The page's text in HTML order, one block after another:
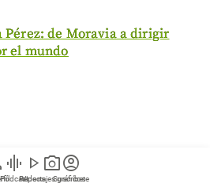
graphic_eq
Pódcast
play_arrow
Videos
photo_camera
Reportajes gráficos
account_circle
Suscríbete
Pérez: de Moravia a dirigir
el mundo